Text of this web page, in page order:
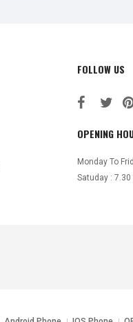
FOLLOW US
OPENING
Monday To
Satuday : 7.30